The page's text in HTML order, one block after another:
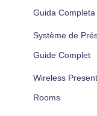
Guida Completa
Système de
Guide Complet
Wireless
Rooms